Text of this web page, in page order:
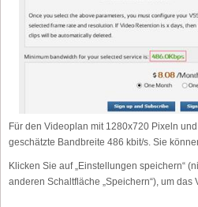
Für den Videoplan mit 1280x720 Pixeln
geschätzte Bandbreite 486 kbit/s. Sie
Klicken Sie auf „Einstellungen speichern“
anderen Schaltfläche „Speichern“), um